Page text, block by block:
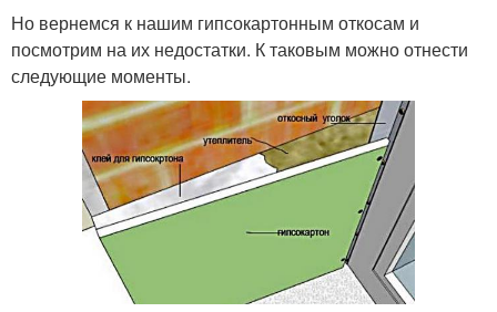
Но вернемся к нашим гипсокартонным откосам и
посмотрим на их недостатки. К таковым можно отнести
следующие моменты.